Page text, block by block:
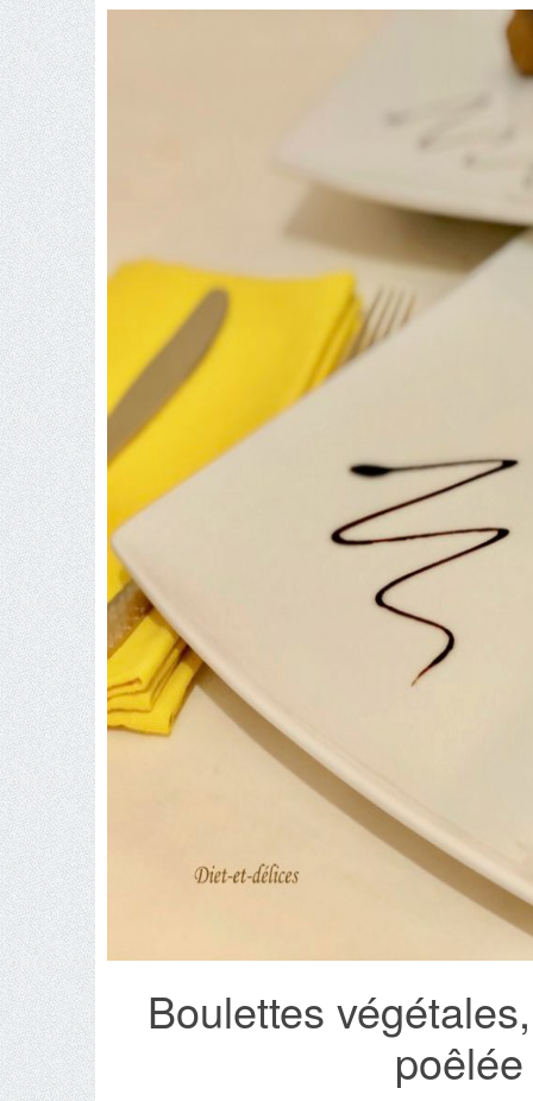
Boulettes